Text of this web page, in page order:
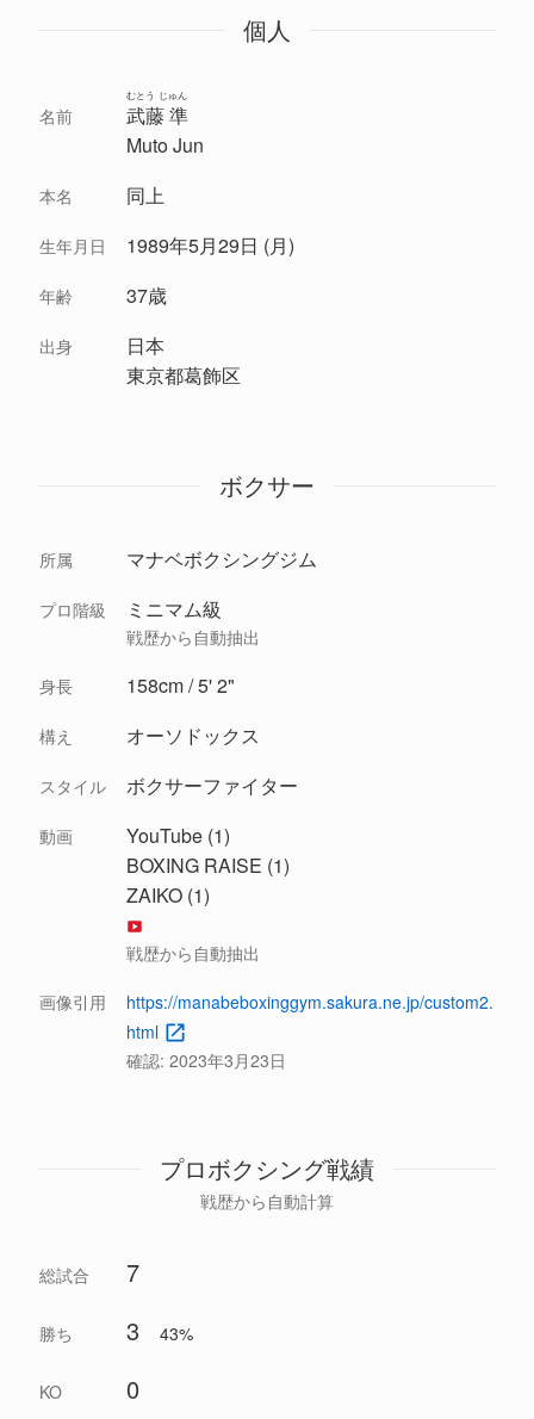
個人
名前 武藤 準
むとう じゅん
Muto Jun
本名 同上
生年月日 1989年5月29日 (月)
年齢 37歳
出身
日本
東京都葛飾区
ボクサー
所属 マナベボクシングジム
プロ階級 ミニマム級
戦歴から自動抽出
身長 158cm / 5' 2"
構え オーソドックス
スタイル ボクサーファイター
動画
YouTube (1)
BOXING RAISE (1)
ZAIKO (1)
戦歴から自動抽出
画像引用
https://manabeboxinggym.sakura.ne.jp/custom2.
html
確認: 2023年3月23日
プロボクシング戦績
戦歴から自動計算
総試合 7
勝ち 3 43%
KO 0